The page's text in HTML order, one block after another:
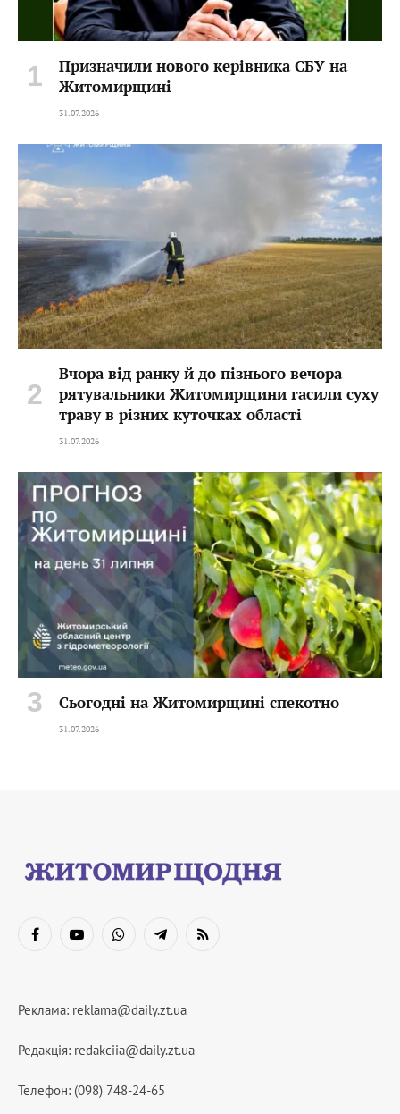
Призначили нового керівника СБУ на
Житомирщині
31.07.2026
Вчора від ранку й до пізнього вечора
рятувальники Житомирщини гасили суху
траву в різних куточках області
31.07.2026
Сьогодні на Житомирщині спекотно
31.07.2026
FacebookYouTubeWhatsAppTelegramRSS
Реклама: reklama@daily.zt.ua
Редакція: redakciia@daily.zt.ua
Телефон: (098) 748-24-65